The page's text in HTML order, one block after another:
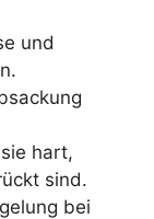
und
hart,
sind.
bei